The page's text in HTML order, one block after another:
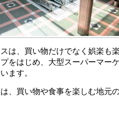
は、買い物だけでなく娯楽も
をはじめ、大型スーパーマー
ます。
、買い物や食事を楽しむ地元